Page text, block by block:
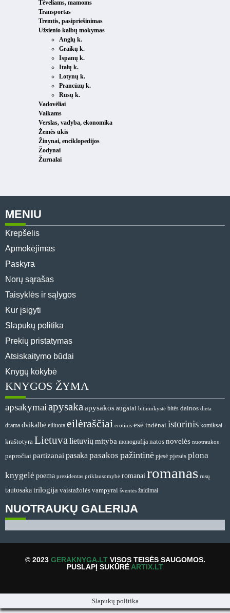
Tėveliams, mamoms
Transportas
Tremtis, pasipriešinimas
Užsienio kalbų mokymas
Anglų k.
Graikų k.
Ispanų k.
Italų k.
Lotynų k.
Prancūzų k.
Rusų k.
Vadovėliai
Vaikams
Verslas, vadyba, ekonomika
Žemės ūkis
Žinynai, enciklopedijos
Žodynai
Žurnalai
MENIU
Krepšelis
Apmokėjimas
Paskyra
Norų sąrašas
Taisyklės ir sąlygos
Kur įsigyti
Slapukų politika
Prekių pristatymas
Atsiskaitymo būdai
Knygų kokybė
NUOTRAUKŲ GALERIJA
KNYGOS ŽYMA
apsakymai apysaka apysakos augalai bitininkystė bitės dainos dieta
drama dvikalbė eiliuota eilėraščiai erotinis esė indėnai istorinis komiksai
kraštotyra Lietuva lietuvių mityba monografija natos novelės nuotraukos
papročiai partizanai pasaka pasakos pažintinė pjesė pjesės plona
knygelė poema prezidentas priklausomybė romanai romanas rusų
tautosakatrilogija vaistažolės vampyrai šventės žaidimai
© 2023 GERAKNYGA.LTVISOS TEISĖS SAUGOMOS.
PUSLAPĮ SUKŪRĖARTIX.LT
Slapukų politika